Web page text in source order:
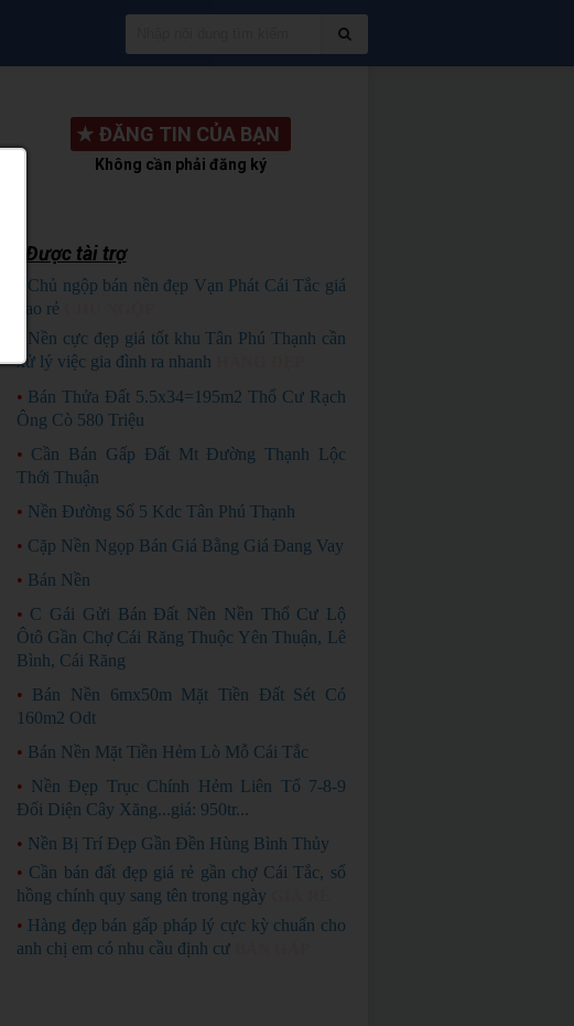
★ ĐĂNG TIN CỦA BẠN
Không cần phải đăng ký
Được tài trợ
Chủ ngộp bán nền đẹp Vạn Phát Cái Tắc giá
bao rẻ
Nền cực đẹp giá tốt khu Tân Phú Thạnh cần
xử lý việc gia đình ra nhanh
• Bán Thửa Đất 5.5x34=195m2 Thổ Cư Rạch
Ông Cò 580 Triệu
• Cần Bán Gấp Đất Mt Đường Thạnh Lộc
Thới Thuận
• Nền Đường Số 5 Kdc Tân Phú Thạnh
• Cặp Nền Ngọp Bán Giá Bằng Giá Đang Vay
• Bán Nền
• C Gái Gửi Bán Đất Nền Nền Thổ Cư Lộ
Ôtô Gần Chợ Cái Răng Thuộc Yên Thuận, Lê
Bình, Cái Răng
• Bán Nền 6mx50m Mặt Tiền Đất Sét Có
160m2 Odt
• Bán Nền Mặt Tiền Hẻm Lò Mỗ Cái Tắc
• Nền Đẹp Trục Chính Hẻm Liên Tổ 7-8-9
Đối Diện Cây Xăng...giá: 950tr...
• Nền Bị Trí Đẹp Gần Đền Hùng Bình Thủy
• Cần bán đất đẹp giá rẻ gần chợ Cái Tắc, sổ
hồng chính quy sang tên trong ngày
• Hàng đẹp bán gấp pháp lý cực kỳ chuẩn cho
anh chị em có nhu cầu định cư